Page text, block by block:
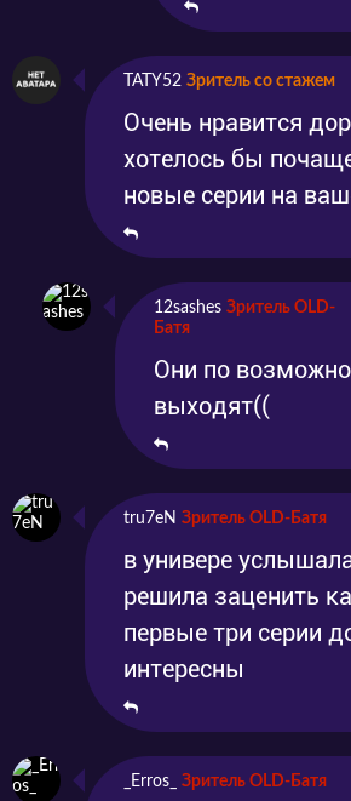
TATY52 Зритель со стажем
Очень нравится
хотелось бы
новые серии на
12sashes Зритель OLD-
Батя
Они по
выходят((
tru7eN Зритель OLD-Батя
в универе
решила заценить
первые три серии
интересны
_Erros_ Зритель OLD-Батя